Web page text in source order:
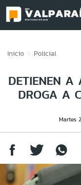
Inicio Policial
DETIENEN A
DROGA A
Martes